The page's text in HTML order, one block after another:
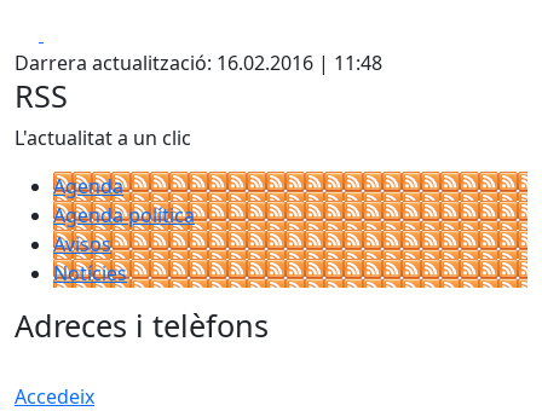
Darrera actualització: 16.02.2016 | 11:48
RSS
L'actualitat a un clic
Agenda
Agenda política
Avisos
Notícies
Adreces i telèfons
Accedeix